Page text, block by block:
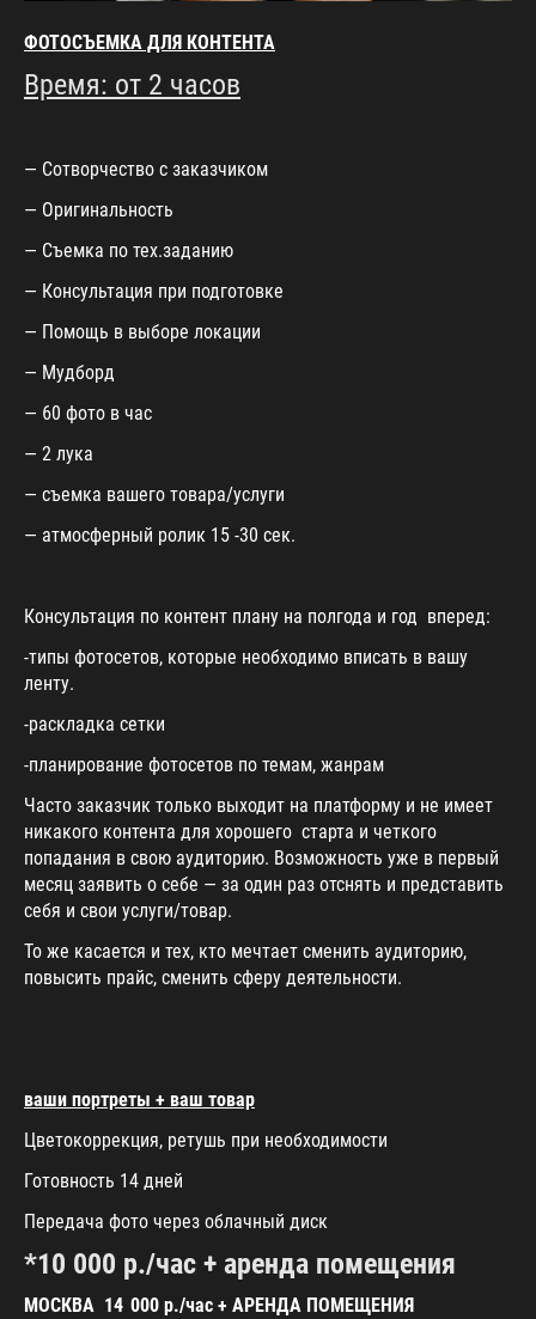
ФОТОСЪЕМКА ДЛЯ КОНТЕНТА
Время: от 2 часов
— Сотворчество с заказчиком
— Оригинальность
— Съемка по тех.заданию
— Консультация при подготовке
— Помощь в выборе локации
— Мудборд
— 60 фото в час
— 2 лука
— съемка вашего товара/услуги
— атмосферный ролик 15 -30 сек.
Консультация по контент плану на полгода и год вперед:
-типы фотосетов, которые необходимо вписать в вашу
ленту.
-раскладка сетки
-планирование фотосетов по темам, жанрам
Часто заказчик только выходит на платформу и не имеет
никакого контента для хорошего старта и четкого
попадания в свою аудиторию. Возможность уже в первый
месяц заявить о себе — за один раз отснять и представить
себя и свои услуги/товар.
То же касается и тех, кто мечтает сменить аудиторию,
повысить прайс, сменить сферу деятельности.
ваши портреты + ваш товар
Цветокоррекция, ретушь при необходимости
Готовность 14 дней
Передача фото через облачный диск
*10 000 р./час + аренда помещения
МОСКВА 14 000 р./час + АРЕНДА ПОМЕЩЕНИЯ